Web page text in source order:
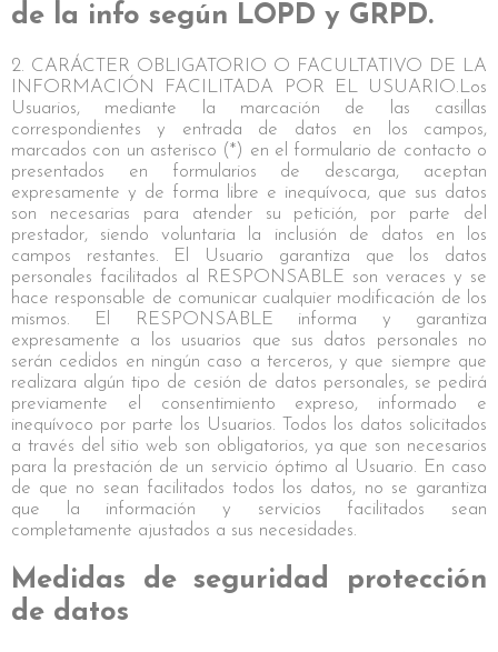
de la info según LOPD y GRPD.
2. CARÁCTER OBLIGATORIO O FACULTATIVO DE LA
INFORMACIÓN FACILITADA POR EL USUARIO.Los
Usuarios, mediante la marcación de las casillas
correspondientes y entrada de datos en los campos,
marcados con un asterisco (*) en el formulario de contacto o
presentados en formularios de descarga, aceptan
expresamente y de forma libre e inequívoca, que sus datos
son necesarias para atender su petición, por parte del
prestador, siendo voluntaria la inclusión de datos en los
campos restantes. El Usuario garantiza que los datos
personales facilitados al RESPONSABLE son veraces y se
hace responsable de comunicar cualquier modificación de los
mismos. El RESPONSABLE informa y garantiza
expresamente a los usuarios que sus datos personales no
serán cedidos en ningún caso a terceros, y que siempre que
realizara algún tipo de cesión de datos personales, se pedirá
previamente el consentimiento expreso, informado e
inequívoco por parte los Usuarios. Todos los datos solicitados
a través del sitio web son obligatorios, ya que son necesarios
para la prestación de un servicio óptimo al Usuario. En caso
de que no sean facilitados todos los datos, no se garantiza
que la información y servicios facilitados sean
completamente ajustados a sus necesidades.
Medidas de seguridad protección
de datos